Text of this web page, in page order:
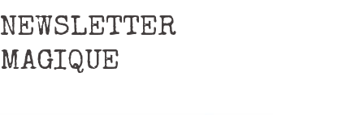
NEWSLETTER
MAGIQUE